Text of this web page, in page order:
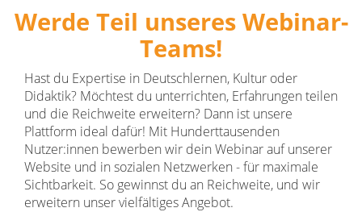
Werde Teil unseres Webinar-
Teams!
Hast du Expertise in Deutschlernen, Kultur oder
Didaktik? Möchtest du unterrichten, Erfahrungen teilen
und die Reichweite erweitern? Dann ist unsere
Plattform ideal dafür! Mit Hunderttausenden
Nutzer:innen bewerben wir dein Webinar auf unserer
Website und in sozialen Netzwerken - für maximale
Sichtbarkeit. So gewinnst du an Reichweite, und wir
erweitern unser vielfältiges Angebot.